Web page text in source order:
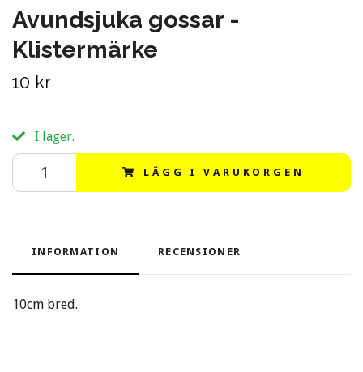
Avundsjuka gossar -
Klistermärke
10 kr
I lager.
LÄGG I VARUKORGEN
INFORMATION RECENSIONER
10cm bred.